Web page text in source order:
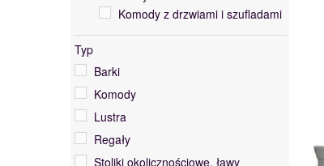
Komody z drzwiami i szufladami
Lustra
Rozkładane
Typ
Barki
Komody
Lustra
Regały
Stoliki okolicznościowe, ławy